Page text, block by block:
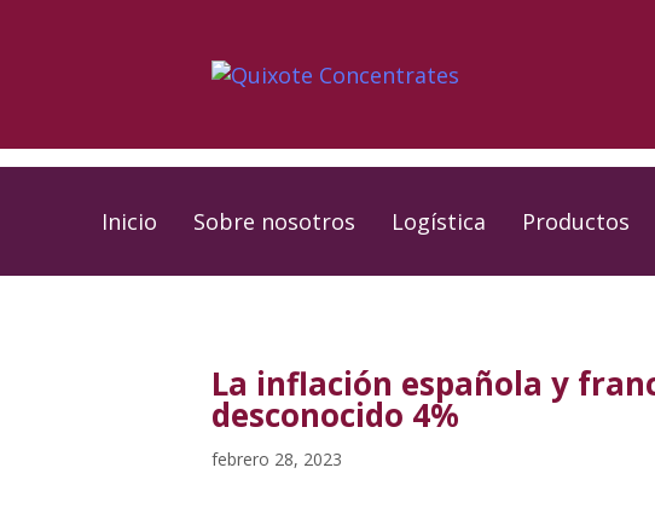
Skip
Inicio Sobre nosotros Logística Productos
La inflación española y
desconocido 4%
febrero 28, 2023